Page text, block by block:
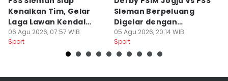
Kenalkan Tim, Gelar
Laga Lawan Kendal
Tornado FC
06 Agu 2026, 07:57 WIB
Sport
Sleman Berpeluang
Digelar dengan
Penonton
05 Agu 2026, 20:14 WIB
Sport